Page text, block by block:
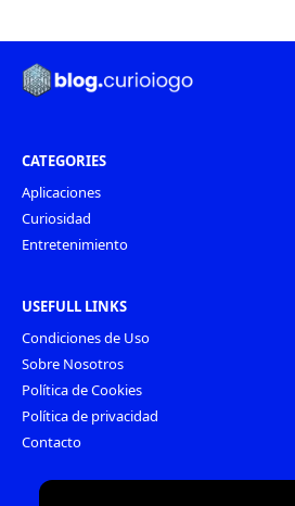
CATEGORIES
Aplicaciones
Curiosidad
Entretenimiento
USEFULL LINKS
Condiciones de Uso
Sobre Nosotros
Política de Cookies
Política de privacidad
Contacto